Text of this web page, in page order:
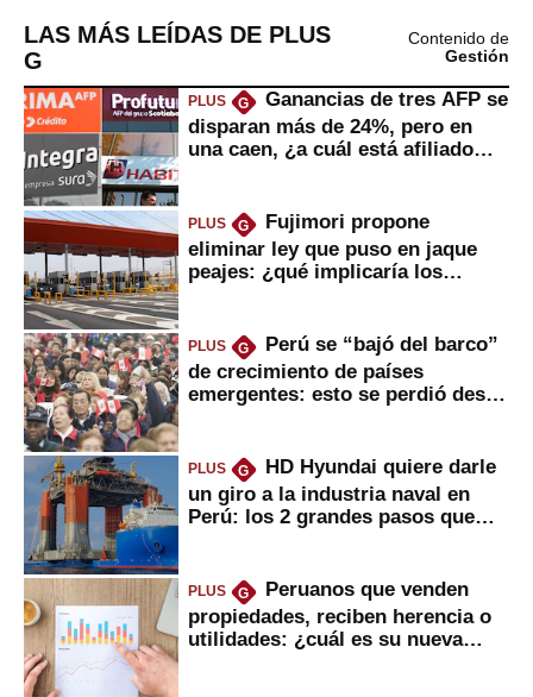
LAS MÁS LEÍDAS DE PLUS
G
Contenido de
Gestión
PLUS G
Ganancias de tres AFP se
disparan más de 24%, pero en
una caen, ¿a cuál está afiliado
PLUS G
Fujimori propone
eliminar ley que puso en jaque
peajes: ¿qué implicaría los
PLUS G
Perú se “bajó del barco”
de crecimiento de países
emergentes: esto se perdió desde
PLUS G
HD Hyundai quiere darle
un giro a la industria naval en
Perú: los 2 grandes pasos que
PLUS G
Peruanos que venden
propiedades, reciben herencia o
utilidades: ¿cuál es su nueva